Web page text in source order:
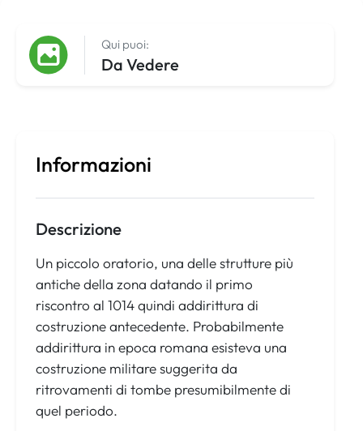
Qui puoi:
Da Vedere
Informazioni
Descrizione
Un piccolo oratorio, una delle strutture più
antiche della zona datando il primo
riscontro al 1014 quindi addirittura di
costruzione antecedente. Probabilmente
addirittura in epoca romana esisteva una
costruzione militare suggerita da
ritrovamenti di tombe presumibilmente di
quel periodo.